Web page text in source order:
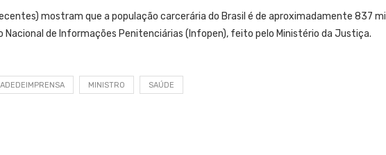
mostram que a população carcerária do Brasil é de aproximadamente 837 mil
Nacional de Informações Penitenciárias (Infopen), feito pelo Ministério da Justiça.
MINISTRO SAÚDE